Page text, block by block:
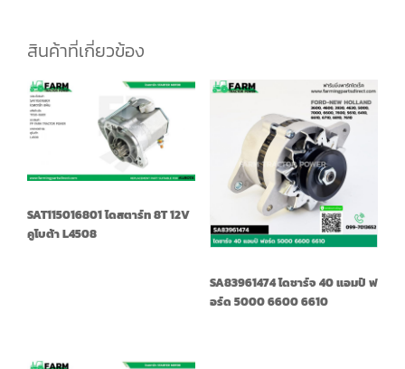
สินค้าที่เกี่ยวข้อง
SAT115016801 ไดสตาร์ท 8T 12V
คูโบต้า L4508
SA83961474 ไดชาร์จ 40 แอมป์ ฟ
อร์ด 5000 6600 6610